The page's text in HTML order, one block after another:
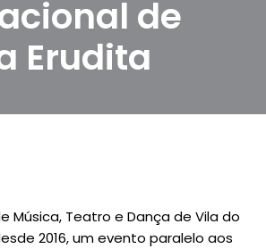
de
Erudita
Música, Teatro e Dança de Vila do
2016, um evento paralelo aos